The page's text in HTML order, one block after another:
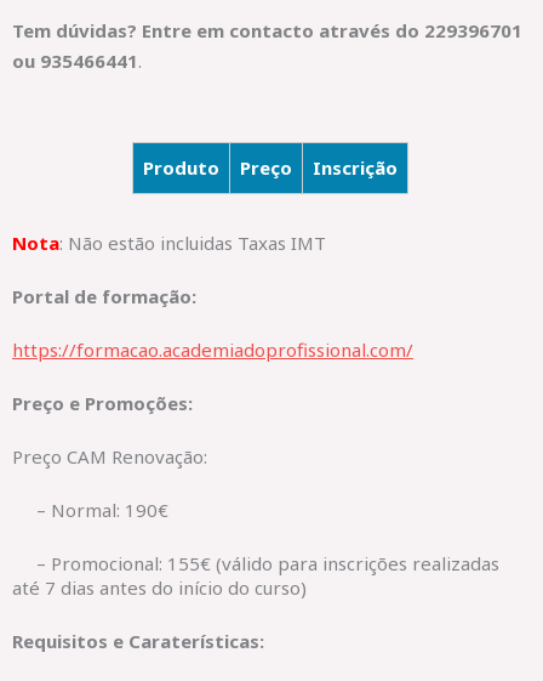
Tem dúvidas? Entre em contacto através do 229396701
ou 935466441.
Produto Preço Inscrição
Nota: Não estão incluidas Taxas IMT
Portal de formação:
https://formacao.academiadoprofissional.com/
Preço e Promoções:
Preço CAM Renovação:
– Normal: 190€
– Promocional: 155€ (válido para inscrições realizadas
até 7 dias antes do início do curso)
Requisitos e Caraterísticas: